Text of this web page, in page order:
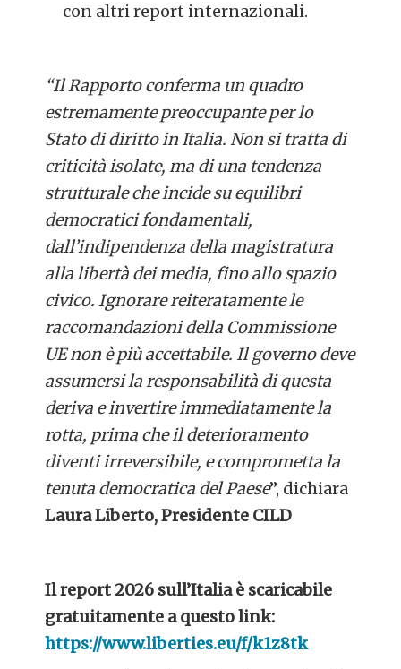
con altri report internazionali.
“Il Rapporto conferma un quadro
estremamente preoccupante per lo
Stato di diritto in Italia. Non si tratta di
criticità isolate, ma di una tendenza
strutturale che incide su equilibri
democratici fondamentali,
dall’indipendenza della magistratura
alla libertà dei media, fino allo spazio
civico. Ignorare reiteratamente le
raccomandazioni della Commissione
UE non è più accettabile. Il governo deve
assumersi la responsabilità di questa
deriva e invertire immediatamente la
rotta, prima che il deterioramento
diventi irreversibile, e comprometta la
tenuta democratica del Paese”, dichiara
Laura Liberto, Presidente CILD
Il report 2026 sull’Italia è scaricabile
gratuitamente a questo link:
https://www.liberties.eu/f/k1z8tk